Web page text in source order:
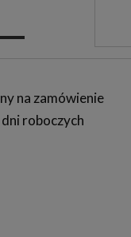
na zamówienie
roboczych